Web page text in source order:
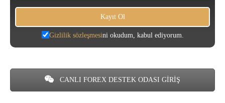
Gizlilik sözleşmesini okudum, kabul ediyorum.
CANLI FOREX DESTEK ODASI GİRİŞ